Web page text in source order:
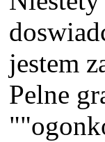
jestem
Pelne